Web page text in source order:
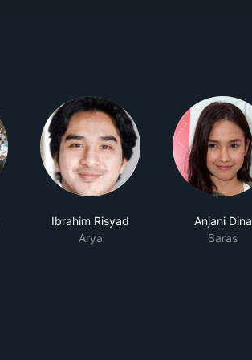
Ibrahim Risyad
Arya
Anjani Dina
Saras